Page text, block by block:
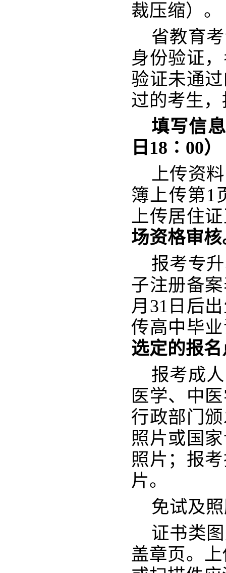
裁压缩）。
省教育
身份验证
验证未通
过的考生
填写信
日18∶00）
上传资
簿上传第1
上传居住
场资格审
报考专
子注册备
月31日后
传高中毕
选定的报
报考成
医学、中
行政部门
照片或国
照片；报
片。
免试及
证书类
盖章页。